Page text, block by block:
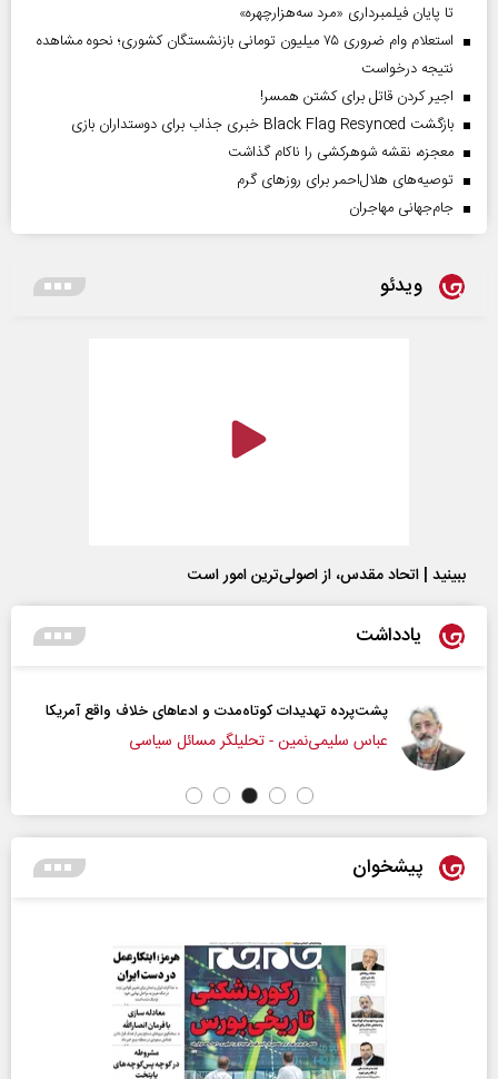
تا پایان فیلمبرداری «مرد سه‌هزارچهره»
استعلام وام ضروری ۷۵ میلیون تومانی بازنشستگان کشوری؛ نحوه مشاهده
نتیجه درخواست
اجیر کردن قاتل برای کشتن همسر!
بازگشت Black Flag Resynced خبری جذاب برای دوستداران بازی
معجزه، نقشه شوهرکشی را ناکام گذاشت
توصیه‌های هلال‌احمر برای روز‌های گرم
جام‌جهانی مهاجران
ویدئو
ببینید | اتحاد مقدس، از اصولی‌ترین امور است
یادداشت
پشت‌پرده تهدیدات کوتاه‏‌مدت و ادعا‌های خلاف واقع آمریکا
عباس سلیمی‌نمین - تحلیلگر مسائل سیاسی
پیشخوان